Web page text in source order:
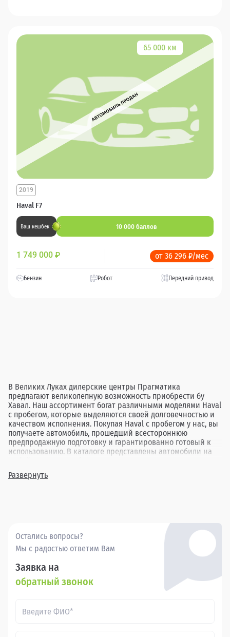
65 000 км
Haval F7
2019
Ваш кешбек 10 000 баллов
1 749 000 ₽ от 36 296 ₽/мес
Бензин Робот Передний привод
В Великих Луках дилерские центры Прагматика
предлагают великолепную возможность приобрести бу
Хавал. Наш ассортимент богат различными моделями Haval
с пробегом, которые выделяются своей долговечностью и
качеством исполнения. Покупая Haval с пробегом у нас, вы
получаете автомобиль, прошедший всестороннюю
предпродажную подготовку и гарантированно готовый к
использованию. В каталоге представлены автомобили на
ежедневных поездок до просторных семейных минивэнов,
все по доступным ценам. Выбор бу Хавал в Великих Луках
Развернуть
Остались вопросы?
Мы с радостью ответим Вам
Заявка на
обратный звонок